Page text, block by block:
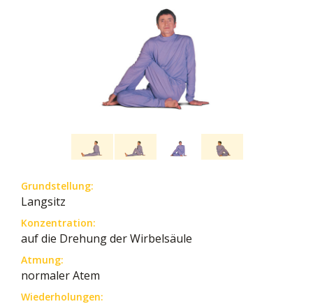
Grundstellung:
Langsitz
Konzentration:
auf die Drehung der Wirbelsäule
Atmung:
normaler Atem
Wiederholungen: